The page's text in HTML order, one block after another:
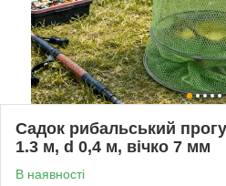
Садок рибальський
1.3 м, d 0,4 м, вічко 7 мм
В наявності